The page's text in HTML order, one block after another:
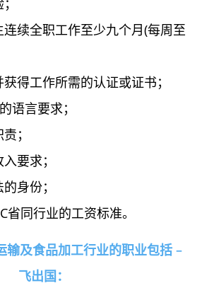
续全职工作至少九个月(每周至
得工作所需的认证或证书；
语言要求；
；
要求；
身份；
省同行业的工资标准。
输及食品加工行业的职业包括 –
飞出国：